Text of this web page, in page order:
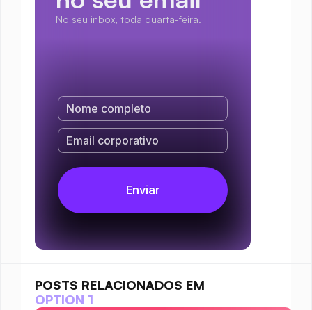
No seu inbox, toda quarta-feira.
POSTS RELACIONADOS EM
OPTION 1